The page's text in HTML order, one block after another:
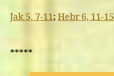
Jak 5, 7-11; Hebr 6, 11-15
*****